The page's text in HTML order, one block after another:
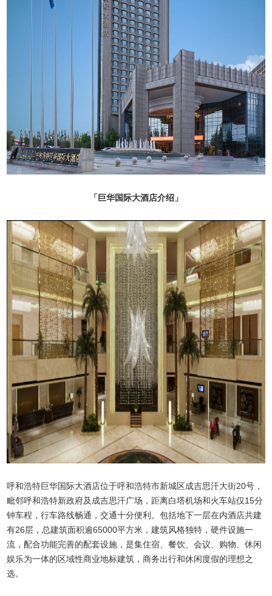
「巨华国际大酒店介绍」
呼和浩特巨华国际大酒店位于呼和浩特市新城区成吉思汗大街20号，
毗邻呼和浩特新政府及成吉思汗广场，距离白塔机场和火车站仅15分
钟车程，行车路线畅通，交通十分便利。包括地下一层在内酒店共建
有26层，总建筑面积逾65000平方米，建筑风格独特，硬件设施一
流，配合功能完善的配套设施，是集住宿、餐饮、会议、购物、休闲
娱乐为一体的区域性商业地标建筑，商务出行和休闲度假的理想之
选。